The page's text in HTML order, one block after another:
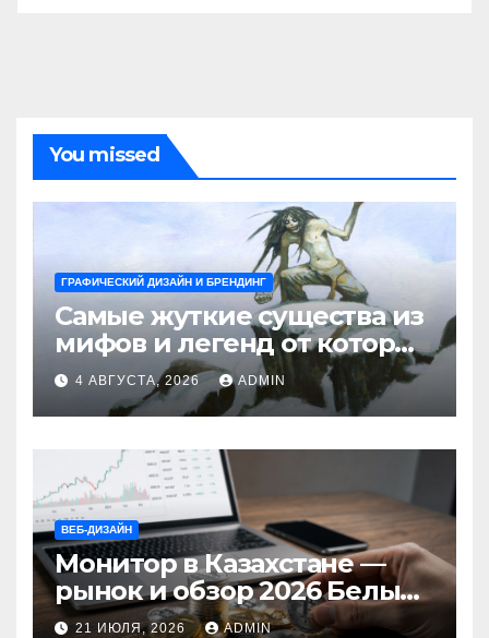
You missed
ГРАФИЧЕСКИЙ ДИЗАЙН И БРЕНДИНГ
Самые жуткие существа из
мифов и легенд от которых
стынет кровь
4 АВГУСТА, 2026 ADMIN
ВЕБ-ДИЗАЙН
Монитор в Казахстане —
рынок и обзор 2026 Белый
Ветер Shop.kz
21 ИЮЛЯ, 2026 ADMIN